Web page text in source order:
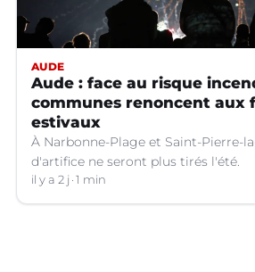
AUDE
Aude : face au risque
communes renoncent aux
estivaux
À Narbonne-Plage et Saint-Pierre-
d'artifice ne seront plus tirés l'été.
il y a 2 j 1 min